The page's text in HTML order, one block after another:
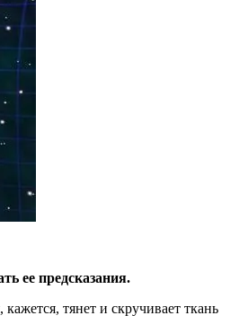
ее предсказания.
тянет и скручивает ткань